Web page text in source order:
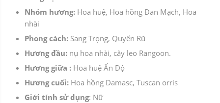
Nhóm hương: Hoa huệ, Hoa hồng Đan Mạch, Hoa
nhài
Phong cách: Sang Trọng, Quyến Rũ
Hương đầu: nụ hoa nhài, cây leo Rangoon.
Hương giữa : Hoa huệ Ấn Độ
Hương cuối: Hoa hồng Damasc, Tuscan orris
Giới tính sử dụng: Nữ